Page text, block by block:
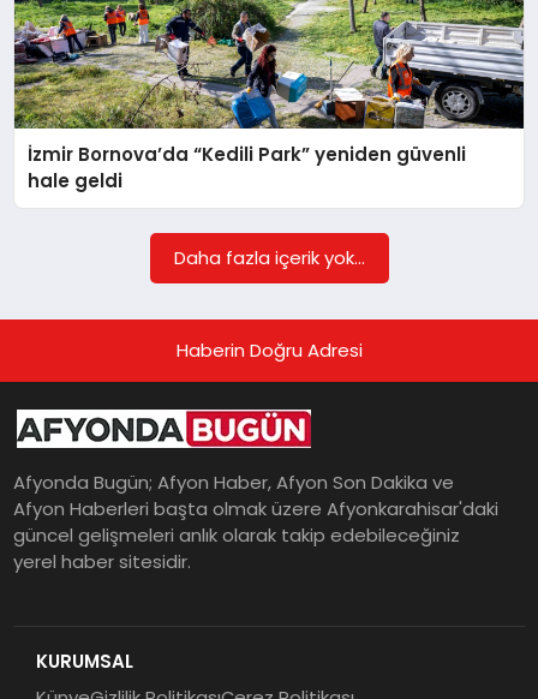
DÜNYA
EKONOMI
SIYASET
SPOR
İzmir Bornova’da “Kedili Park” yeniden güvenli
hale geldi
Daha fazla içerik yok...
Haberin Doğru Adresi
Afyonda Bugün; Afyon Haber, Afyon Son Dakika ve
Afyon Haberleri başta olmak üzere Afyonkarahisar'daki
güncel gelişmeleri anlık olarak takip edebileceğiniz
yerel haber sitesidir.
KURUMSAL